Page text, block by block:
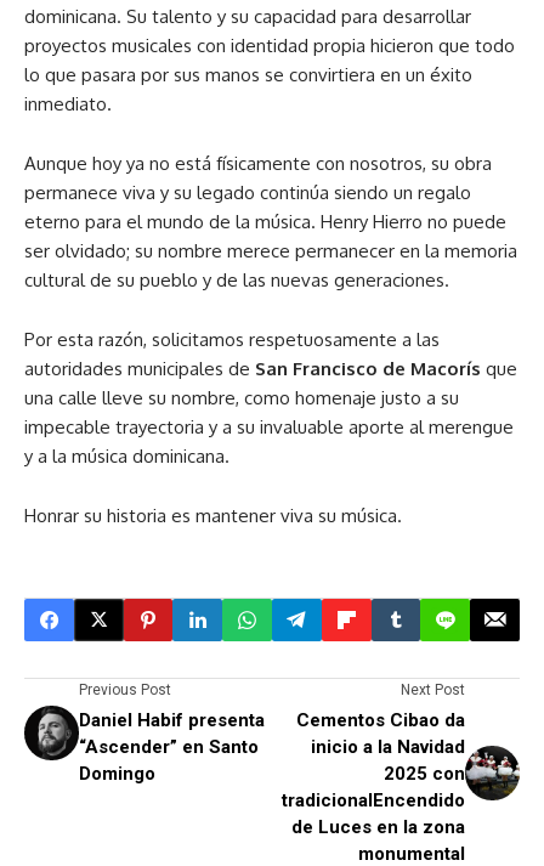
dominicana. Su talento y su capacidad para desarrollar
proyectos musicales con identidad propia hicieron que todo
lo que pasara por sus manos se convirtiera en un éxito
inmediato.
Aunque hoy ya no está físicamente con nosotros, su obra
permanece viva y su legado continúa siendo un regalo
eterno para el mundo de la música. Henry Hierro no puede
ser olvidado; su nombre merece permanecer en la memoria
cultural de su pueblo y de las nuevas generaciones.
Por esta razón, solicitamos respetuosamente a las
autoridades municipales de San Francisco de Macorís que
una calle lleve su nombre, como homenaje justo a su
impecable trayectoria y a su invaluable aporte al merengue
y a la música dominicana.
Honrar su historia es mantener viva su música.
Previous Post
Daniel Habif presenta
“Ascender” en Santo
Domingo
Next Post
Cementos Cibao da
inicio a la Navidad
2025 con
tradicionalEncendido
de Luces en la zona
monumental